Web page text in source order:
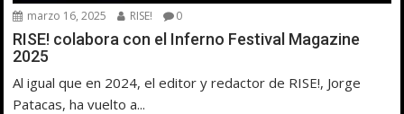
marzo 16, 2025 RISE! 0
RISE! colabora con el Inferno Festival Magazine
2025
Al igual que en 2024, el editor y redactor de RISE!, Jorge
Patacas, ha vuelto a...